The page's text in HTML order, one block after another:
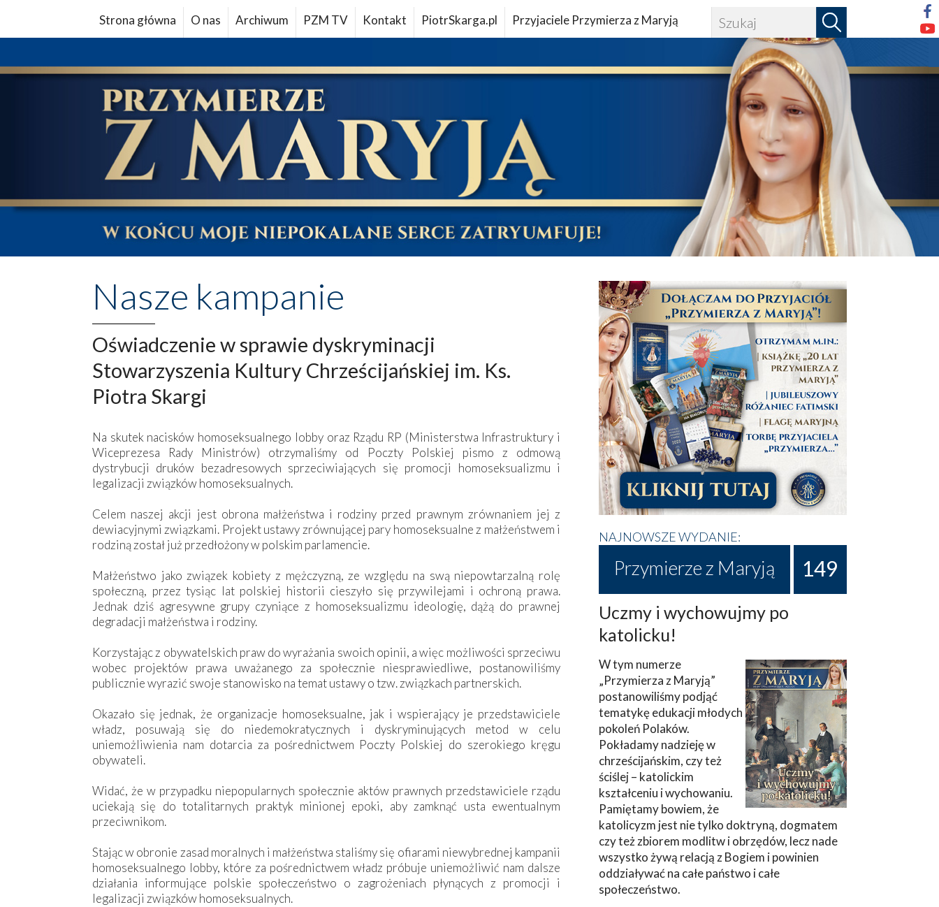
Strona główna O nas Archiwum PZM TV Kontakt PiotrSkarga.pl Przyjaciele Przymierza z Maryją
Nasze kampanie
Oświadczenie w sprawie dyskryminacji
Stowarzyszenia Kultury Chrześcijańskiej im. Ks.
Piotra Skargi
Na skutek nacisków homoseksualnego lobby oraz Rządu RP (Ministerstwa Infrastruktury i
Wiceprezesa Rady Ministrów) otrzymaliśmy od Poczty Polskiej pismo z odmową
dystrybucji druków bezadresowych sprzeciwiających się promocji homoseksualizmu i
legalizacji związków homoseksualnych.
Celem naszej akcji jest obrona małżeństwa i rodziny przed prawnym zrównaniem jej z
dewiacyjnymi związkami. Projekt ustawy zrównującej pary homoseksualne z małżeństwem i
rodziną został już przedłożony w polskim parlamencie.
Małżeństwo jako związek kobiety z mężczyzną, ze względu na swą niepowtarzalną rolę
społeczną, przez tysiąc lat polskiej historii cieszyło się przywilejami i ochroną prawa.
Jednak dziś agresywne grupy czyniące z homoseksualizmu ideologię, dążą do prawnej
degradacji małżeństwa i rodziny.
Korzystając z obywatelskich praw do wyrażania swoich opinii, a więc możliwości sprzeciwu
wobec projektów prawa uważanego za społecznie niesprawiedliwe, postanowiliśmy
publicznie wyrazić swoje stanowisko na temat ustawy o tzw. związkach partnerskich.
Okazało się jednak, że organizacje homoseksualne, jak i wspierający je przedstawiciele
władz, posuwają się do niedemokratycznych i dyskryminujących metod w celu
uniemożliwienia nam dotarcia za pośrednictwem Poczty Polskiej do szerokiego kręgu
obywateli.
Widać, że w przypadku niepopularnych społecznie aktów prawnych przedstawiciele rządu
uciekają się do totalitarnych praktyk minionej epoki, aby zamknąć usta ewentualnym
przeciwnikom.
Stając w obronie zasad moralnych i małżeństwa staliśmy się ofiarami niewybrednej kampanii
homoseksualnego lobby, które za pośrednictwem władz próbuje uniemożliwić nam dalsze
działania informujące polskie społeczeństwo o zagrożeniach płynących z promocji i
legalizacji związków homoseksualnych.
NAJNOWSZE WYDANIE:
Przymierze z Maryją 149
Uczmy i wychowujmy po
katolicku!
W tym numerze
„Przymierza z Maryją”
postanowiliśmy podjąć
tematykę edukacji młodych
pokoleń Polaków.
Pokładamy nadzieję w
chrześcijańskim, czy też
ściślej – katolickim
kształceniu i wychowaniu.
Pamiętamy bowiem, że
katolicyzm jest nie tylko doktryną, dogmatem
czy też zbiorem modlitw i obrzędów, lecz nade
wszystko żywą relacją z Bogiem i powinien
oddziaływać na całe państwo i całe
społeczeństwo.